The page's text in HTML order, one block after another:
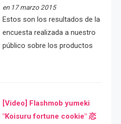
en 17 marzo 2015
Estos son los resultados de la
encuesta realizada a nuestro
público sobre los productos
[Video] Flashmob yumeki
"Koisuru fortune cookie" 恋